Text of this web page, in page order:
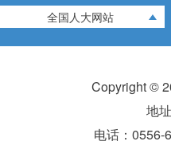
全国人大网站
Copyright ©
地
电话：